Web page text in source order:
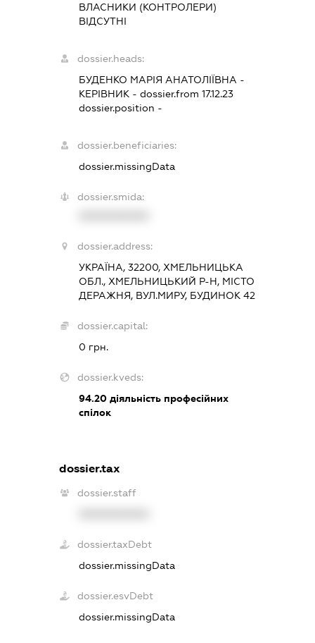
ВЛАСНИКИ (КОНТРОЛЕРИ)
ВІДСУТНІ
dossier.heads:
БУДЕНКО МАРІЯ АНАТОЛІЇВНА -
КЕРІВНИК - dossier.from 17.12.23
dossier.position -
dossier.beneficiaries:
dossier.missingData
dossier.smida:
dossier.address:
УКРАЇНА, 32200, ХМЕЛЬНИЦЬКА
ОБЛ., ХМЕЛЬНИЦЬКИЙ Р-Н, МІСТО
ДЕРАЖНЯ, ВУЛ.МИРУ, БУДИНОК 42
dossier.capital:
0 грн.
dossier.kveds:
94.20 діяльність професійних
спілок
dossier.tax
dossier.staff
dossier.taxDebt
dossier.missingData
dossier.esvDebt
dossier.missingData